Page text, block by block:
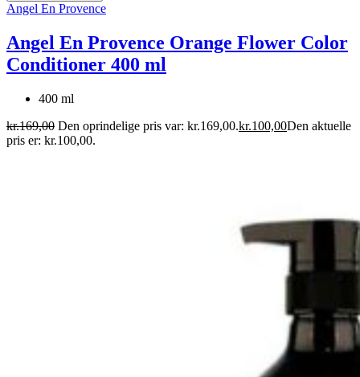
Angel En Provence
Angel En Provence Orange Flower Color
Conditioner 400 ml
400 ml
kr.169,00 Den oprindelige pris var: kr.169,00.kr.100,00Den aktuelle
pris er: kr.100,00.